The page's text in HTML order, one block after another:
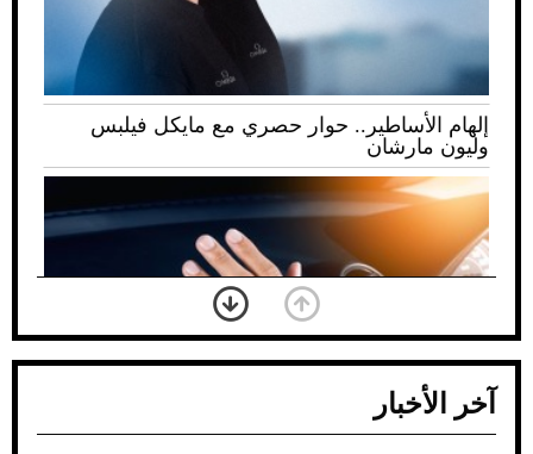
إلهام الأساطير.. حوار حصري مع مايكل فيلبس
وليون مارشان
آخر الأخبار